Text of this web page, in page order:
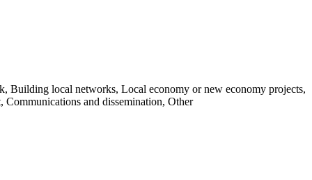
local networks, Local economy or new economy projects,
Communications and dissemination, Other